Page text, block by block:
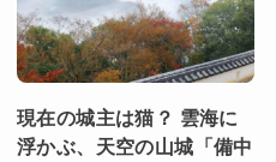
現在の城主は猫？ 雲海に
浮かぶ、天空の山城「備中